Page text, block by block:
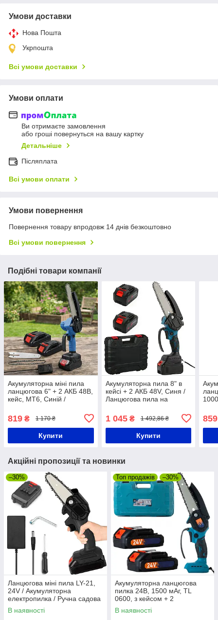
Умови доставки
Нова Пошта
Укрпошта
Всі умови доставки
Умови оплати
Ви отримаєте замовлення
або гроші повернуться на вашу картку
Детальніше
Післяплата
Всі умови оплати
Умови повернення
Повернення товару впродовж 14 днів безкоштовно
Всі умови повернення
Подібні товари компанії
Акумуляторна міні пила
ланцюгова 6" + 2 АКБ 48В,
кейс, MT6, Синій /
Садова пила для обрізки
дерев
819 ₴ 1 170 ₴
Купити
Акумуляторна пила 8" в
кейсі + 2 АКБ 48V, Синя /
Ланцюгова пила на
Електропила для обрізки
гілок
1 045₴ 1 492,86 ₴
Купити
859
Акційні пропозиції та новинки
–30%
Ланцюгова міні пила LY-21,
24V / Акумуляторна
електропилка / Ручна садова
пила
В наявності
Топ продажів –30%
Акумуляторна ланцюгова
пилка 24В, 1500 мАг, TL
0600, з кейсом + 2
акумулятори / Ручна
електрична пилка
В наявності